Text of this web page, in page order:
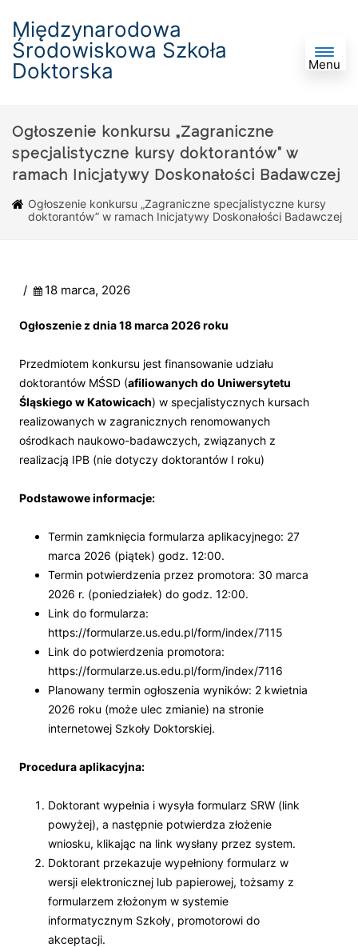
Międzynarodowa
Środowiskowa Szkoła
Doktorska
Menu
Ogłoszenie konkursu „Zagraniczne
specjalistyczne kursy doktorantów” w
ramach Inicjatywy Doskonałości Badawczej
Ogłoszenie konkursu „Zagraniczne specjalistyczne kursy
doktorantów” w ramach Inicjatywy Doskonałości Badawczej
/ 18 marca, 2026
Ogłoszenie z dnia 18 marca 2026 roku
Przedmiotem konkursu jest finansowanie udziału
doktorantów MŚSD (afiliowanych do Uniwersytetu
Śląskiego w Katowicach) w specjalistycznych kursach
realizowanych w zagranicznych renomowanych
ośrodkach naukowo-badawczych, związanych z
realizacją IPB (nie dotyczy doktorantów I roku)
Podstawowe informacje:
Termin zamknięcia formularza aplikacyjnego: 27
marca 2026 (piątek) godz. 12:00.
Termin potwierdzenia przez promotora: 30 marca
2026 r. (poniedziałek) do godz. 12:00.
Link do formularza:
https://formularze.us.edu.pl/form/index/7115
Link do potwierdzenia promotora:
https://formularze.us.edu.pl/form/index/7116
Planowany termin ogłoszenia wyników: 2 kwietnia
2026 roku (może ulec zmianie) na stronie
internetowej Szkoły Doktorskiej.
Procedura aplikacyjna:
Doktorant wypełnia i wysyła formularz SRW (link
powyżej), a następnie potwierdza złożenie
wniosku, klikając na link wysłany przez system.
Doktorant przekazuje wypełniony formularz w
wersji elektronicznej lub papierowej, tożsamy z
formularzem złożonym w systemie
informatycznym Szkoły, promotorowi do
akceptacji.